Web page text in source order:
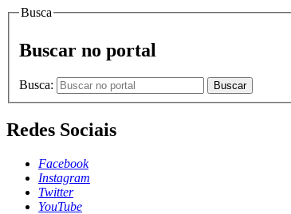
Busca
Buscar no portal
Busca: Buscar
Redes Sociais
Facebook
Instagram
Twitter
YouTube